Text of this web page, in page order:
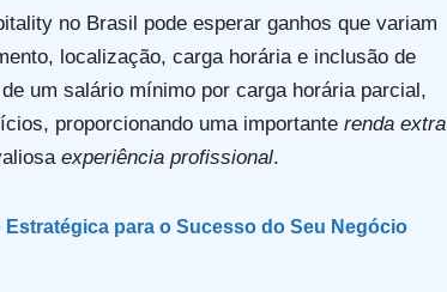
no Brasil pode esperar ganhos que variam
localização, carga horária e inclusão de
um salário mínimo por carga horária parcial,
proporcionando uma importante renda extra
experiência profissional.
para o Sucesso do Seu Negócio